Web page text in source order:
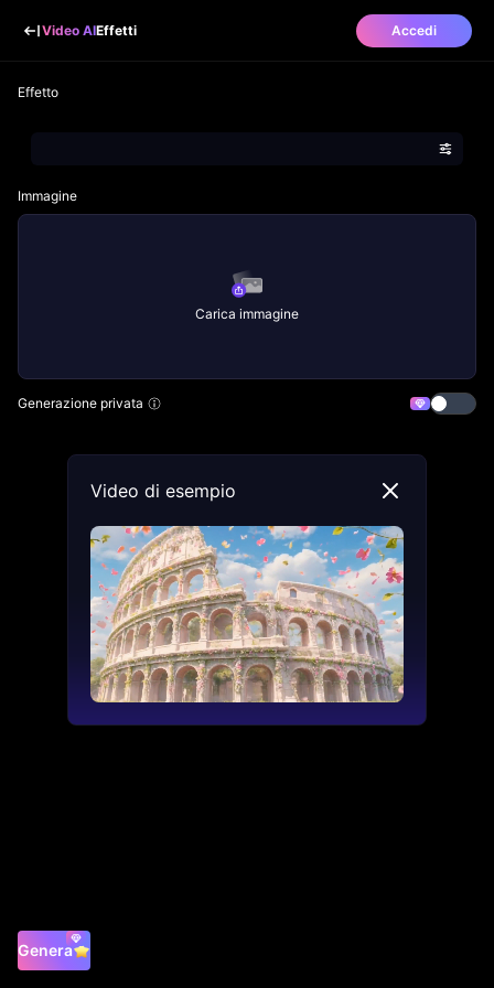
Video AIEffetti Accedi
Effetto
Immagine
Carica immagine
Generazione privata
Genera
Video di esempio